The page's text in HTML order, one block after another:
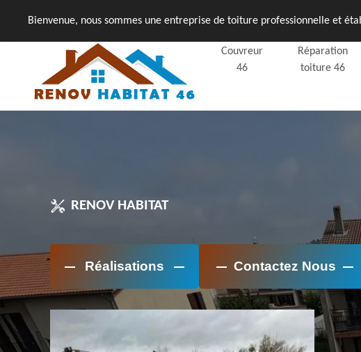
Bienvenue, nous sommes une entreprise de toiture professionnelle et
Couvreur
46
Réparation
toiture 46
RENOV HABITAT
Réalisations Contactez Nous